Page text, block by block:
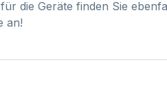
die Geräte finden Sie
an!